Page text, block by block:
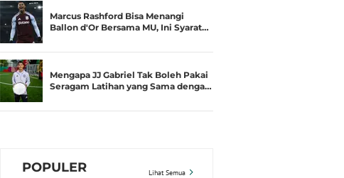
Marcus Rashford Bisa Menangi
Ballon d'Or Bersama MU, Ini Syarat…
Mengapa JJ Gabriel Tak Boleh Pakai
Seragam Latihan yang Sama denga…
POPULER Lihat Semua